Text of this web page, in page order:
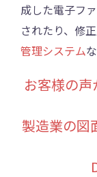
成した電子フ
されたり、修
管理システム
お客様の
製造業の図